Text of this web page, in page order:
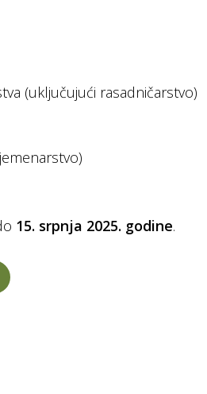
(uključujući rasadničarstvo)
15. srpnja 2025. godine.